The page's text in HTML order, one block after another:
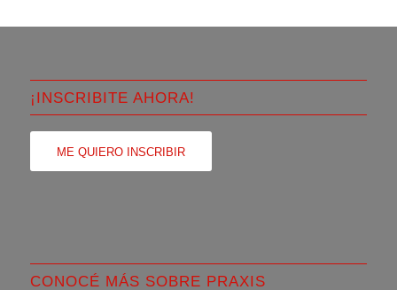
¡INSCRIBITE AHORA!
ME QUIERO INSCRIBIR
CONOCÉ MÁS SOBRE PRAXIS